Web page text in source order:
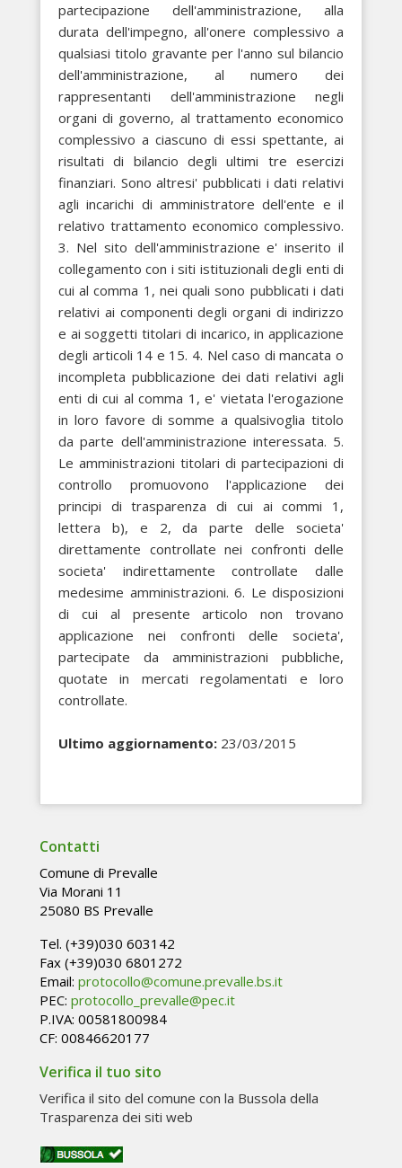
partecipazione dell'amministrazione, alla
durata dell'impegno, all'onere complessivo a
qualsiasi titolo gravante per l'anno sul bilancio
dell'amministrazione, al numero dei
rappresentanti dell'amministrazione negli
organi di governo, al trattamento economico
complessivo a ciascuno di essi spettante, ai
risultati di bilancio degli ultimi tre esercizi
finanziari. Sono altresi' pubblicati i dati relativi
agli incarichi di amministratore dell'ente e il
relativo trattamento economico complessivo.
3. Nel sito dell'amministrazione e' inserito il
collegamento con i siti istituzionali degli enti di
cui al comma 1, nei quali sono pubblicati i dati
relativi ai componenti degli organi di indirizzo
e ai soggetti titolari di incarico, in applicazione
degli articoli 14 e 15. 4. Nel caso di mancata o
incompleta pubblicazione dei dati relativi agli
enti di cui al comma 1, e' vietata l'erogazione
in loro favore di somme a qualsivoglia titolo
da parte dell'amministrazione interessata. 5.
Le amministrazioni titolari di partecipazioni di
controllo promuovono l'applicazione dei
principi di trasparenza di cui ai commi 1,
lettera b), e 2, da parte delle societa'
direttamente controllate nei confronti delle
societa' indirettamente controllate dalle
medesime amministrazioni. 6. Le disposizioni
di cui al presente articolo non trovano
applicazione nei confronti delle societa',
partecipate da amministrazioni pubbliche,
quotate in mercati regolamentati e loro
controllate.
Ultimo aggiornamento: 23/03/2015
Contatti
Comune di Prevalle
Via Morani 11
25080 BS Prevalle
Tel. (+39)030 603142
Fax (+39)030 6801272
Email: protocollo@comune.prevalle.bs.it
PEC: protocollo_prevalle@pec.it
P.IVA: 00581800984
CF: 00846620177
Verifica il tuo sito
Verifica il sito del comune con la Bussola della
Trasparenza dei siti web